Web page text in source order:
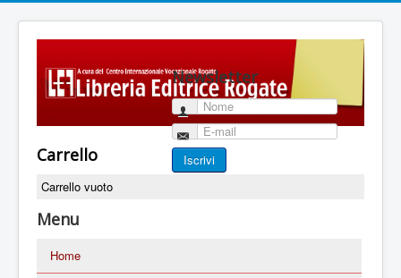
Newsletter
Nome
E-mail
Iscrivi
Carrello
Carrello vuoto
Menu
Home